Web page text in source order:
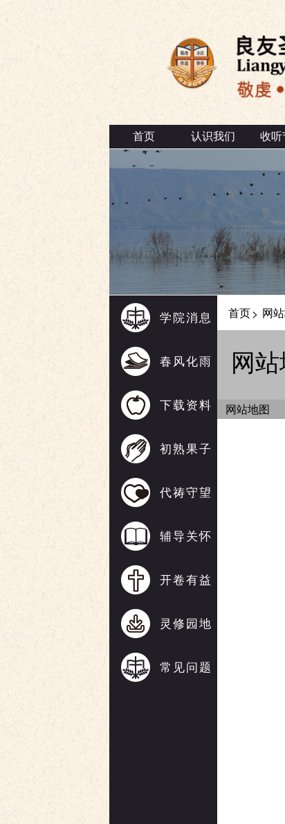
首页 认识我们 收听
学院消息
春风化雨
下载资料
初熟果子
代祷守望
辅导关怀
开卷有益
灵修园地
常见问题
首页> 网
网
网站地图